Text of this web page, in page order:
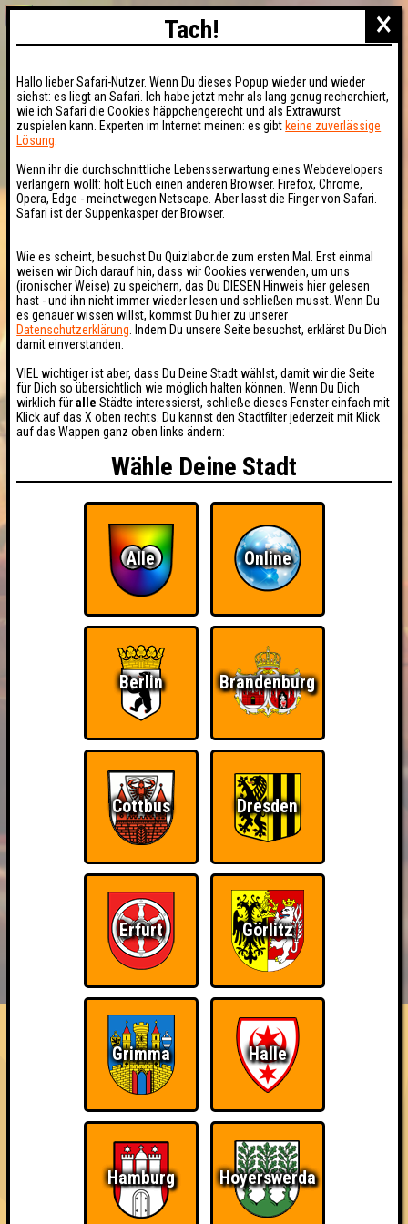
HIGHSCORE RESERVIERUNG
FAQ ÜBER UNS
Eindeutiger Sieg
Gewinne mit zwei Punkten Abstand (zum zweiten Platz)
~ Noch nicht erreicht ~
×
Tach!
Hallo lieber Safari-Nutzer. Wenn Du dieses Popup wieder und wieder
siehst: es liegt an Safari. Ich habe jetzt mehr als lang genug recherchiert,
wie ich Safari die Cookies häppchengerecht und als Extrawurst
zuspielen kann. Experten im Internet meinen: es gibt keine zuverlässige
Lösung
Wenn ihr die durchschnittliche Lebensserwartung eines Webdevelopers
verlängern wollt: holt Euch einen anderen Browser. Firefox, Chrome,
Opera, Edge - meinetwegen Netscape. Aber lasst die Finger von Safari.
Safari ist der Suppenkasper der Browser.
Wie es scheint, besuchst Du Quizlabor.de zum ersten Mal. Erst einmal
weisen wir Dich darauf hin, dass wir Cookies verwenden, um uns
(ironischer Weise) zu speichern, das Du DIESEN Hinweis hier gelesen
hast - und ihn nicht immer wieder lesen und schließen musst. Wenn Du
es genauer wissen willst, kommst Du hier zu unserer
Datenschutzerklärung . Indem Du unsere Seite besuchst, erklärst Du Dich
damit einverstanden.
VIEL wichtiger ist aber, dass Du Deine Stadt wählst, damit wir die Seite
für Dich so übersichtlich wie möglich halten können. Wenn Du Dich
wirklich füralle Städte interessierst, schließe dieses Fenster einfach mit
Klick auf das X oben rechts. Du kannst den Stadtfilter jederzeit mit Klick
auf das Wappen ganz oben links ändern:
Wähle Deine Stadt
Alle Online
Berlin Brandenburg
Cottbus Dresden
Erfurt Görlitz
Grimma Halle
Hamburg Hoyerswerda